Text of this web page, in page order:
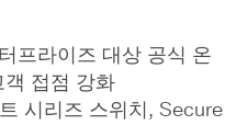
프라이즈 대상 공식 온
객 접점 강화
시리즈 스위치, Secure